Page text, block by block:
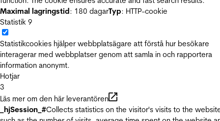
Maximal lagringstid: 180 dagarTyp: HTTP-cookie
Statistik 9
Statistikcookies hjälper webbplatsägare att förstå hur besökare
interagerar med webbplatser genom att samla in och rapportera
information anonymt.
Hotjar
3
Läs mer om den här leverantören
_hjSession_#Collects statistics on the visitor's visits to the